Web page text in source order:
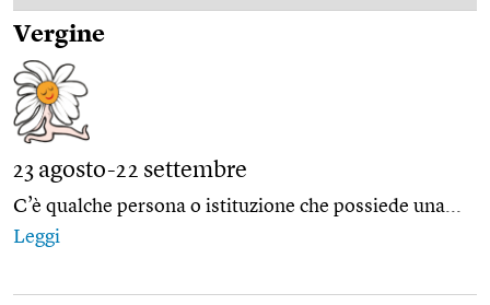
Vergine
23 agosto-22 settembre
C’è qualche persona o istituzione che possiede una...
Leggi